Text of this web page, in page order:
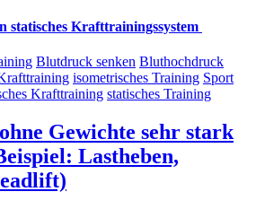
statisches Krafttrainingssystem
Blutdruck senken Bluthochdruck
isometrisches Training Sport
Krafttraining statisches Training
Gewichte sehr stark
Lastheben,